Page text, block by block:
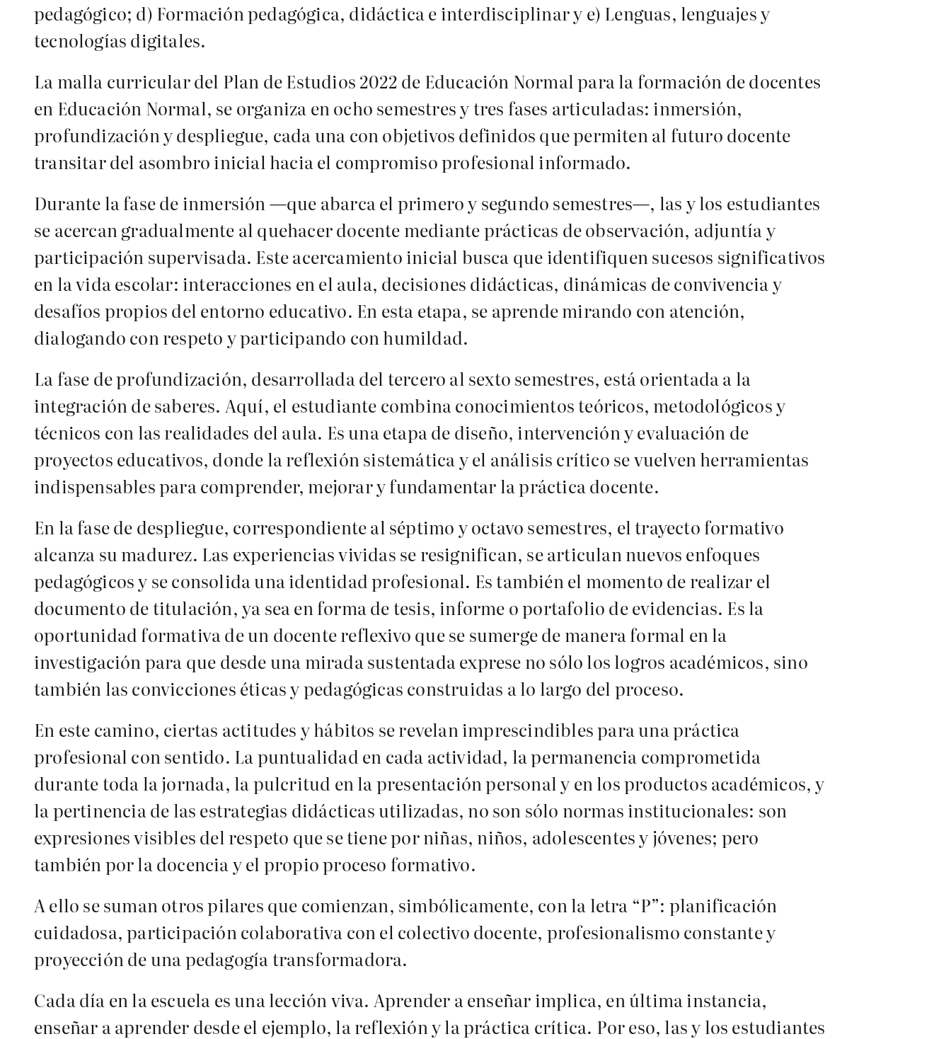
pedagógico; d) Formación pedagógica, didáctica e interdisciplinar y e) Lenguas, lenguajes y
tecnologías digitales.
La malla curricular del Plan de Estudios 2022 de Educación Normal para la formación de docentes
en Educación Normal, se organiza en ocho semestres y tres fases articuladas: inmersión,
profundización y despliegue, cada una con objetivos definidos que permiten al futuro docente
transitar del asombro inicial hacia el compromiso profesional informado.
Durante la fase de inmersión —que abarca el primero y segundo semestres—, las y los estudiantes
se acercan gradualmente al quehacer docente mediante prácticas de observación, adjuntía y
participación supervisada. Este acercamiento inicial busca que identifiquen sucesos significativos
en la vida escolar: interacciones en el aula, decisiones didácticas, dinámicas de convivencia y
desafíos propios del entorno educativo. En esta etapa, se aprende mirando con atención,
dialogando con respeto y participando con humildad.
La fase de profundización, desarrollada del tercero al sexto semestres, está orientada a la
integración de saberes. Aquí, el estudiante combina conocimientos teóricos, metodológicos y
técnicos con las realidades del aula. Es una etapa de diseño, intervención y evaluación de
proyectos educativos, donde la reflexión sistemática y el análisis crítico se vuelven herramientas
indispensables para comprender, mejorar y fundamentar la práctica docente.
En la fase de despliegue, correspondiente al séptimo y octavo semestres, el trayecto formativo
alcanza su madurez. Las experiencias vividas se resignifican, se articulan nuevos enfoques
pedagógicos y se consolida una identidad profesional. Es también el momento de realizar el
documento de titulación, ya sea en forma de tesis, informe o portafolio de evidencias. Es la
oportunidad formativa de un docente reflexivo que se sumerge de manera formal en la
investigación para que desde una mirada sustentada exprese no sólo los logros académicos, sino
también las convicciones éticas y pedagógicas construidas a lo largo del proceso.
En este camino, ciertas actitudes y hábitos se revelan imprescindibles para una práctica
profesional con sentido. La puntualidad en cada actividad, la permanencia comprometida
durante toda la jornada, la pulcritud en la presentación personal y en los productos académicos, y
la pertinencia de las estrategias didácticas utilizadas, no son sólo normas institucionales: son
expresiones visibles del respeto que se tiene por niñas, niños, adolescentes y jóvenes; pero
también por la docencia y el propio proceso formativo.
A ello se suman otros pilares que comienzan, simbólicamente, con la letra “P”: planificación
cuidadosa, participación colaborativa con el colectivo docente, profesionalismo constante y
proyección de una pedagogía transformadora.
Cada día en la escuela es una lección viva. Aprender a enseñar implica, en última instancia,
enseñar a aprender desde el ejemplo, la reflexión y la práctica crítica. Por eso, las y los estudiantes